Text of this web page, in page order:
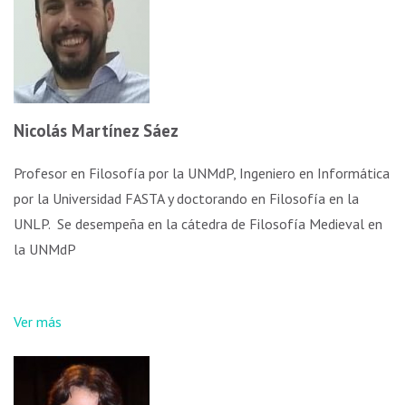
Nicolás Martínez Sáez
Profesor en Filosofía por la UNMdP, Ingeniero en Informática
por la Universidad FASTA y doctorando en Filosofía en la
UNLP. Se desempeña en la cátedra de Filosofía Medieval en
la UNMdP
Ver más